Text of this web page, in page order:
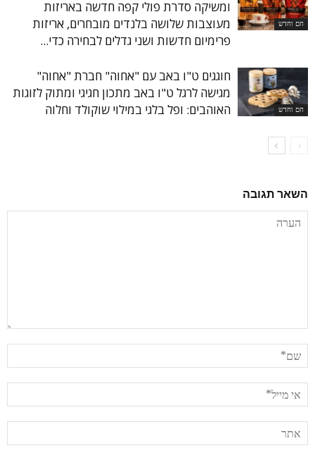
חם וחדש
ומשיקה סדרת פולי קפה חדשה באריזות
מעוצבות שלושה בלנדים מובחרים, אריזות
פרימיום חדשות ושני גדלים לבחירה כדי...
חם וחדש
חוגגים ט"ו באב עם "אחוה" חברת "אחוה"
מגישה לרגל ט"ו באב מתכון חגיגי ומתוק לזוגות
האוהבים: ופל בלגי במילוי שוקולד וחלוה
השאר תגובה